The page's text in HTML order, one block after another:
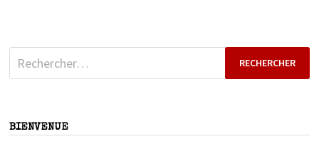
Rechercher :
BIENVENUE